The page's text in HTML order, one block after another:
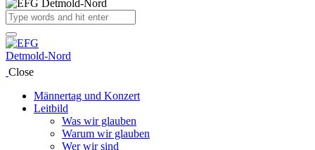
Close
Männertag und Konzert
Leitbild
Was wir glauben
Warum wir glauben
Wer wir sind